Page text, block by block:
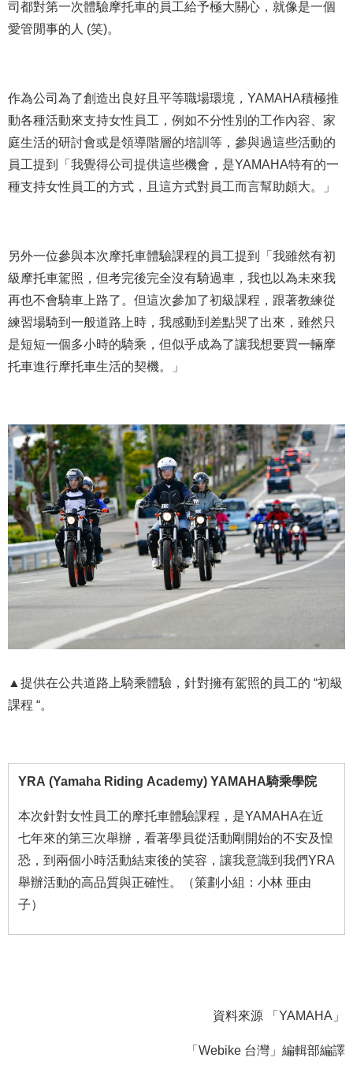
司都對第一次體驗摩托車的員工給予極大關心，就像是一個
愛管閒事的人 (笑)。
作為公司為了創造出良好且平等職場環境，YAMAHA積極推
動各種活動來支持女性員工，例如不分性別的工作內容、家
庭生活的研討會或是領導階層的培訓等，參與過這些活動的
員工提到「我覺得公司提供這些機會，是YAMAHA特有的一
種支持女性員工的方式，且這方式對員工而言幫助頗大。」
另外一位參與本次摩托車體驗課程的員工提到「我雖然有初
級摩托車駕照，但考完後完全沒有騎過車，我也以為未來我
再也不會騎車上路了。但這次參加了初級課程，跟著教練從
練習場騎到一般道路上時，我感動到差點哭了出來，雖然只
是短短一個多小時的騎乘，但似乎成為了讓我想要買一輛摩
托車進行摩托車生活的契機。」
▲提供在公共道路上騎乘體驗，針對擁有駕照的員工的 “初級
課程 “。
YRA (Yamaha Riding Academy) YAMAHA騎乘學院
本次針對女性員工的摩托車體驗課程，是YAMAHA在近
七年來的第三次舉辦，看著學員從活動剛開始的不安及惶
恐，到兩個小時活動結束後的笑容，讓我意識到我們YRA
舉辦活動的高品質與正確性。（策劃小組：小林 亜由
子）
資料來源 「YAMAHA」
「Webike 台灣」編輯部編譯